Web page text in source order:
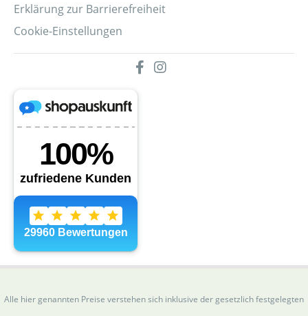
Erklärung zur Barrierefreiheit
Cookie-Einstellungen
Alle hier genannten Preise verstehen sich inklusive der gesetzlich festgelegten